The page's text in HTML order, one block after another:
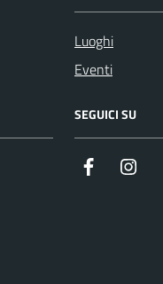
Luoghi
Eventi
SEGUICI SU
Facebook